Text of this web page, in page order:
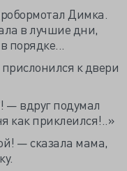
Димка.
в лучшие дни,
к двери
— вдруг подумал
как приклеился!..»
— сказала мама,